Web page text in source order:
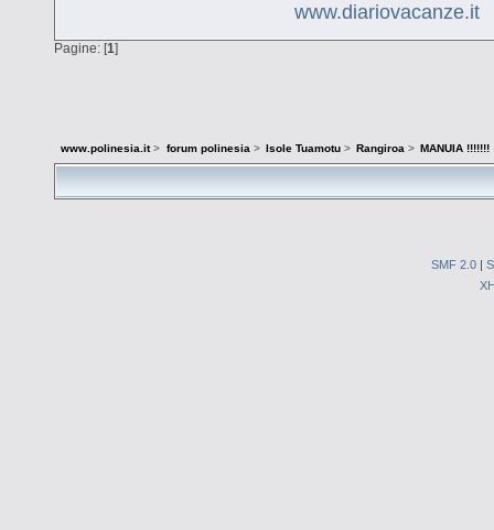
www.diariovacanze.it
Pagine: [1]
www.polinesia.it> forum polinesia> Isole Tuamotu> Rangiroa> MANUIA !!!!!!!
SMF 2.0 |